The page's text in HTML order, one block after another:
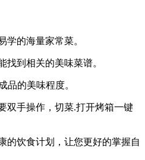
学的海量家常菜。
找到相关的美味菜谱。
品的美味程度。
双手操作，切菜.打开烤箱一键
的饮食计划，让您更好的掌握自